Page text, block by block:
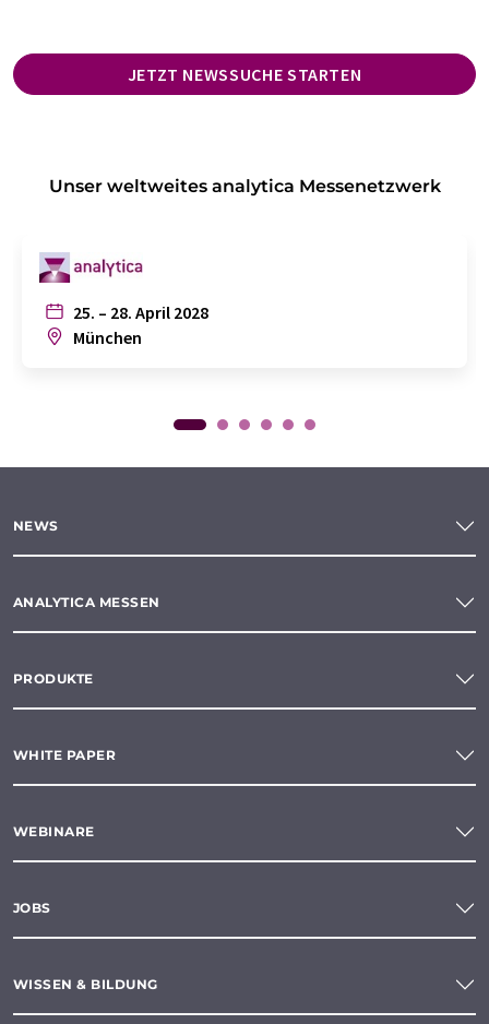
JETZT NEWSSUCHE STARTEN
Unser weltweites analytica Messenetzwerk
25. – 28. April 2028
München
NEWS
ANALYTICA MESSEN
PRODUKTE
WHITE PAPER
WEBINARE
JOBS
WISSEN & BILDUNG